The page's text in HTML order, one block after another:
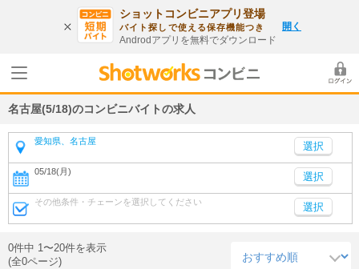
ショットコンビニアプリ登場
バイト探しで使える保存機能つき
Androdアプリを無料でダウンロード
開く
名古屋(5/18)のコンビニバイトの求人
愛知県、名古屋
05/18(月) 選択
その他条件・チェーンを選択してください 選択
0件中 1〜20件を表示
(全0ページ)